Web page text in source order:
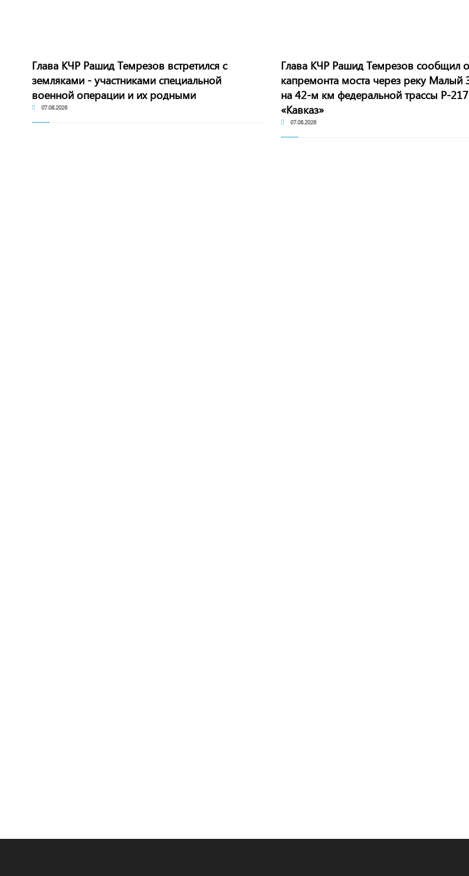
Глава КЧР Рашид Темрезов встретился с
земляками - участниками специальной
военной операции и их родными
07.08.2026
Глава КЧР Рашид Темрезов сообщил
капремонта моста через реку Малый
на 42-м км федеральной трассы Р-217
«Кавказ»
07.08.2026